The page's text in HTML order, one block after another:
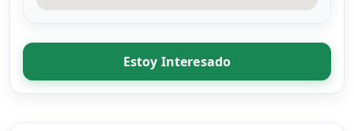
Estoy Interesado